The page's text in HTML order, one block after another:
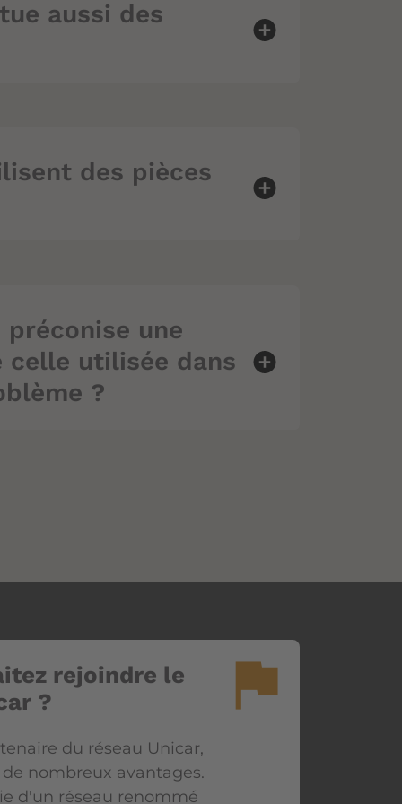
aussi des
des pièces
une
celle utilisée dans
?
flag
rejoindre le
?
du réseau Unicar,
nombreux avantages.
d'un réseau renommé